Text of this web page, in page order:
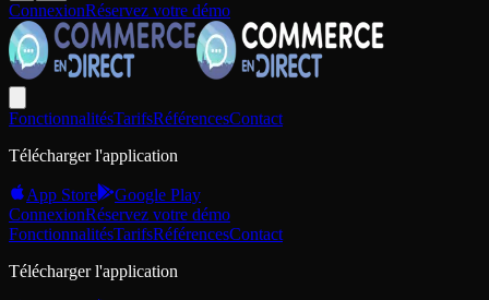
ConnexionRéservez votre démo
FonctionnalitésTarifsRéférencesContact
Télécharger l'application
App Store
Google Play
ConnexionRéservez votre démo
FonctionnalitésTarifsRéférencesContact
Télécharger l'application